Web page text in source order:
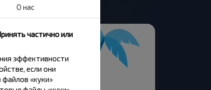
О нас
частично или
эффективности
если они
«куки»